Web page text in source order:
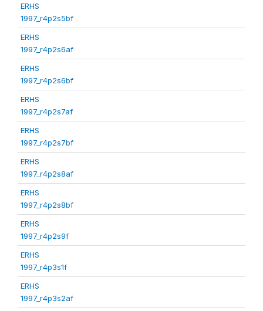
ERHS
1997_r4p2s5bf
ERHS
1997_r4p2s6af
ERHS
1997_r4p2s6bf
ERHS
1997_r4p2s7af
ERHS
1997_r4p2s7bf
ERHS
1997_r4p2s8af
ERHS
1997_r4p2s8bf
ERHS
1997_r4p2s9f
ERHS
1997_r4p3s1f
ERHS
1997_r4p3s2af